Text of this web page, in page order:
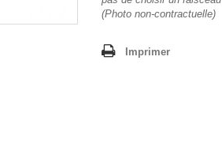
(Photo non-contractuelle)
Imprimer